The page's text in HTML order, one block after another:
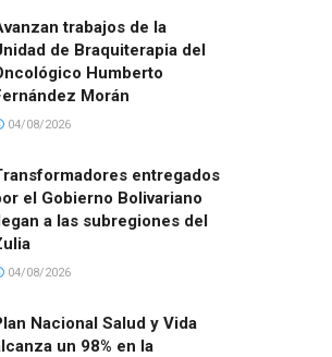
trabajos de la
de Braquiterapia del
Humberto
Morán
04/08/2026
entregados
el Gobierno Bolivariano
a las subregiones del
04/08/2026
Nacional Salud y Vida
un 98% en la